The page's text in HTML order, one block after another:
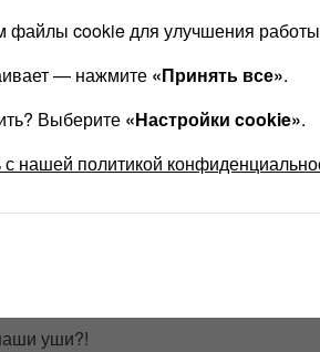
дальнейшей очистке для
кабели содержат
кабелях часто рекламируется как
высоких частотах) звучание.
уши?!
файлы cookie для улучшения работы
— нажмите «Принять все».
Выберите «Настройки cookie».
с нашей политикой